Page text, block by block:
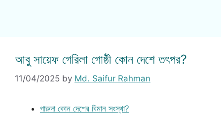
আবু সায়েফ গেরিলা গোষ্ঠী কোন দেশে তৎপর?
11/04/2025 by Md. Saifur Rahman
গারুদা কোন দেশের বিমান সংস্থা?